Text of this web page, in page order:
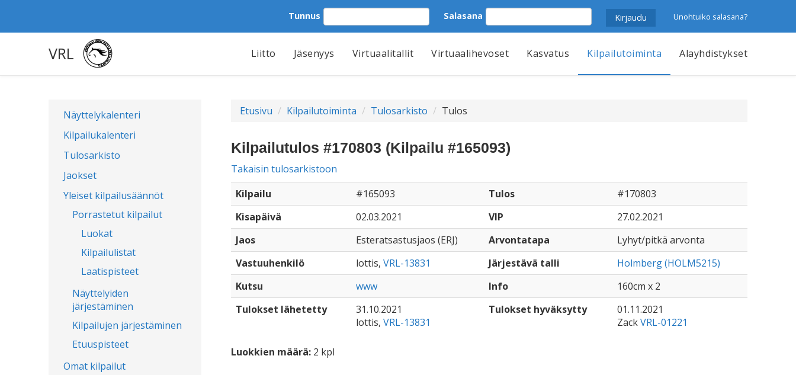
Tunnus Salasana Unohtuiko salasana?
VRL Liitto Jäsenyys Virtuaalitallit Virtuaalihevoset Kasvatus Kilpailutoiminta Alayhdistykset
Näyttelykalenteri
Kilpailukalenteri
Tulosarkisto
Jaokset
Yleiset kilpailusäännöt
Porrastetut kilpailut
Luokat
Kilpailulistat
Laatispisteet
Näyttelyiden
järjestäminen
Kilpailujen järjestäminen
Etuuspisteet
Omat kilpailut
Etusivu Kilpailutoiminta Tulosarkisto Tulos
Kilpailutulos #170803 (Kilpailu #165093)
Takaisin tulosarkistoon
Kilpailu
#165093 Tulos
#170803
Kisapäivä
02.03.2021 VIP
27.02.2021
Jaos
Esteratsastusjaos (ERJ) Arvontatapa
Lyhyt/pitkä arvonta
Vastuuhenkilö
lottis, VRL-13831 Järjestävä talli
Holmberg (HOLM5215)
Kutsu
www Info
160cm x 2
Tulokset lähetetty
31.10.2021
lottis, VRL-13831
Tulokset hyväksytty
01.11.2021
ZackVRL-01221
Luokkien määrä: 2 kpl